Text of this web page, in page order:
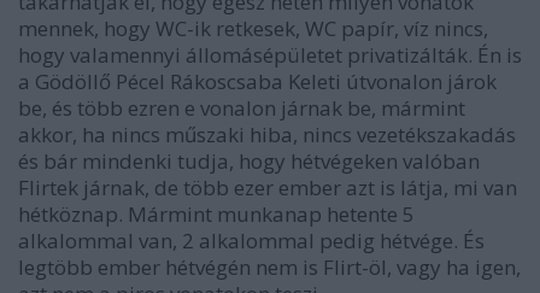
mennek, hogy WC-ik retkesek, WC papír, víz nincs,
hogy valamennyi állomásépületet privatizálták. Én is
a Gödöllő Pécel Rákoscsaba Keleti útvonalon járok
be, és több ezren e vonalon járnak be, mármint
akkor, ha nincs műszaki hiba, nincs vezetékszakadás
és bár mindenki tudja, hogy hétvégeken valóban
Flirtek járnak, de több ezer ember azt is látja, mi van
hétköznap. Mármint munkanap hetente 5
alkalommal van, 2 alkalommal pedig hétvége. És
legtöbb ember hétvégén nem is Flirt-öl, vagy ha igen,